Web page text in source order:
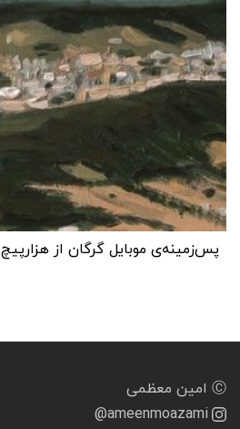
پس‌زمینه‌ی موبایل گرگان از هزارپیچ
Ⓒ امین معظمی
@ameenmoazami